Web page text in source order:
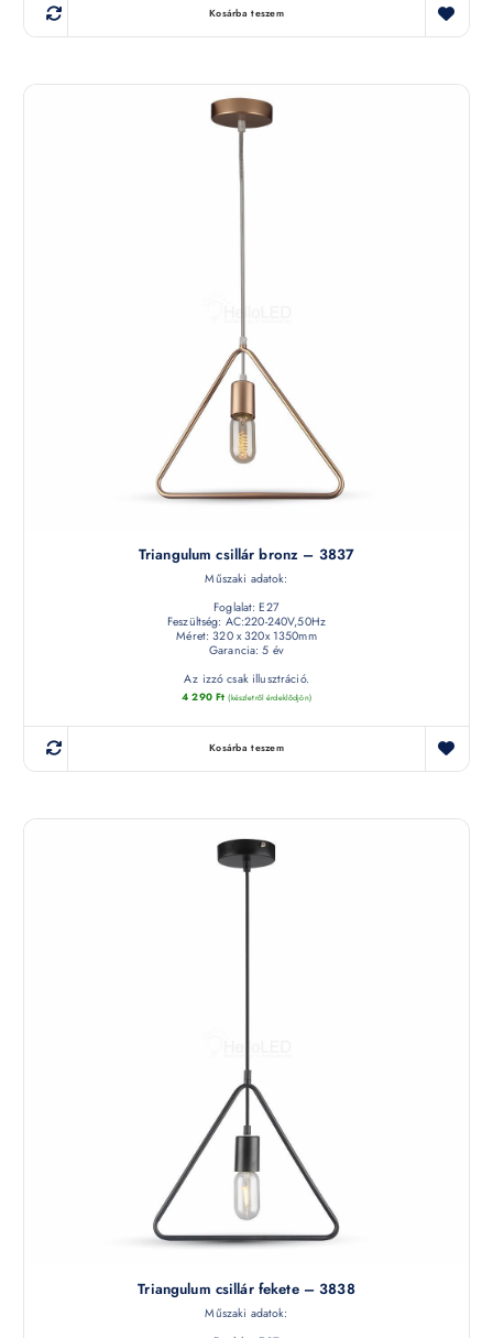
Kosárba teszem
Triangulum csillár bronz – 3837
Műszaki adatok:
Foglalat: E27
Feszültség: AC:220-240V,50Hz
Méret: 320 x 320x 1350mm
Garancia: 5 év
Az izzó csak illusztráció.
4 290 Ft (készletről érdeklődjön)
Kosárba teszem
Triangulum csillár fekete – 3838
Műszaki adatok: